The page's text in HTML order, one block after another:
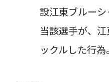
設江東ブルー
当該選手が、
ックルした行為。